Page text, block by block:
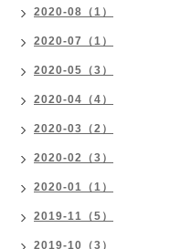
2020-08（1）
2020-07（1）
2020-05（3）
2020-04（4）
2020-03（2）
2020-02（3）
2020-01（1）
2019-11（5）
2019-10（3）